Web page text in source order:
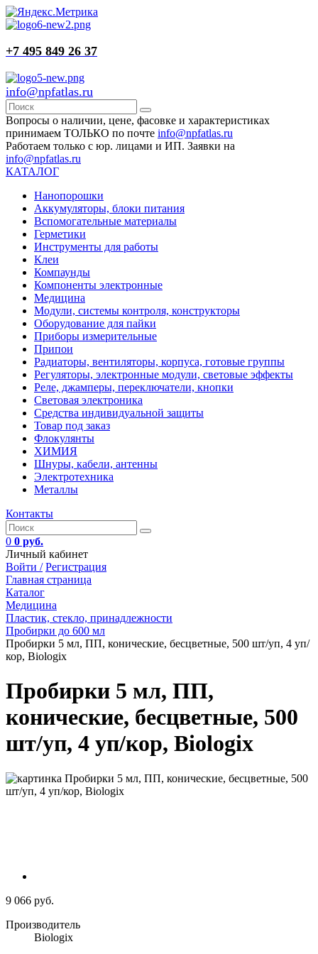
+7 495 849 26 37
info@npfatlas.ru
Вопросы о наличии, цене, фасовке и характеристиках
принимаем ТОЛЬКО по почте info@npfatlas.ru
Работаем только с юр. лицами и ИП. Заявки на
info@npfatlas.ru
КАТАЛОГ
Нанопорошки
Аккумуляторы, блоки питания
Вспомогательные материалы
Герметики
Инструменты для работы
Клеи
Компаунды
Компоненты электронные
Медицина
Модули, системы контроля, конструкторы
Оборудование для пайки
Приборы измерительные
Припои
Радиаторы, вентиляторы, корпуса, готовые группы
Регуляторы, электронные модули, световые эффекты
Реле, джамперы, переключатели, кнопки
Световая электроника
Средства индивидуальной защиты
Товар под заказ
Флокулянты
ХИМИЯ
Шнуры, кабели, антенны
Электротехника
Металлы
Контакты
0 0 руб.
Личный кабинет
Войти / Регистрация
Главная страница
Каталог
Медицина
Пластик, стекло, принадлежности
Пробирки до 600 мл
Пробирки 5 мл, ПП, конические, бесцветные, 500 шт/уп, 4 уп/
кор, Biologix
Пробирки 5 мл, ПП,
конические, бесцветные, 500
шт/уп, 4 уп/кор, Biologix
9 066 руб.
Производитель
Biologix